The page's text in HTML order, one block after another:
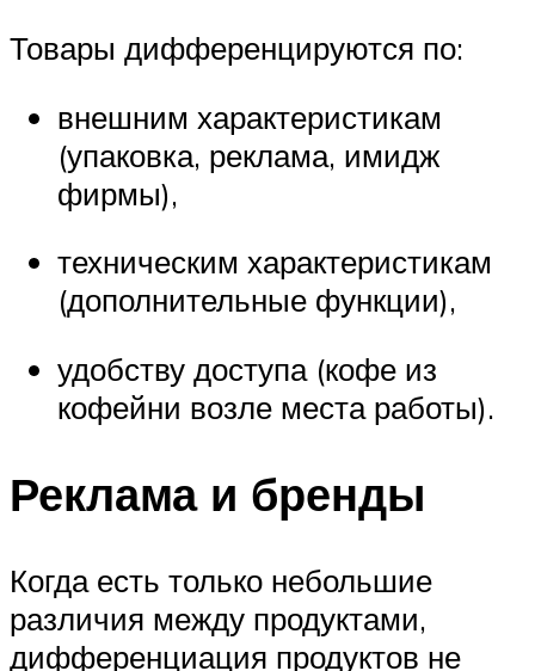
Товары дифференцируются по:
внешним характеристикам
(упаковка, реклама, имидж
фирмы),
техническим характеристикам
(дополнительные функции),
удобству доступа (кофе из
кофейни возле места работы).
Реклама и бренды
Когда есть только небольшие
различия между продуктами,
дифференциация продуктов не